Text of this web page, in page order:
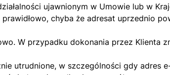
ujawnionym w Umowie lub w
chyba że adresat uprzednio
W przypadku dokonania przez Klienta
utrudnione, w szczególności gdy adres